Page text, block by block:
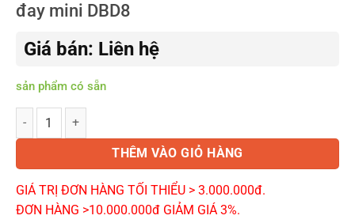
đay mini DBD8
Giá bán: Liên hệ
sản phẩm có sẵn
Jet Mini Bag Donadoni DBD8 - Túi cói vải đay mini DBD8 số lượng
THÊM VÀO GIỎ HÀNG
GIÁ TRỊ ĐƠN HÀNG TỐI THIỂU > 3.000.000đ.
ĐƠN HÀNG >10.000.000đ GIẢM GIÁ 3%.